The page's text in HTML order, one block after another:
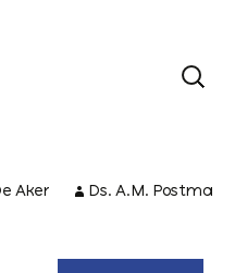
Aker
Ds. A.M. Postma